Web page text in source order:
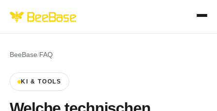
BeeBase/FAQ
KI & TOOLS